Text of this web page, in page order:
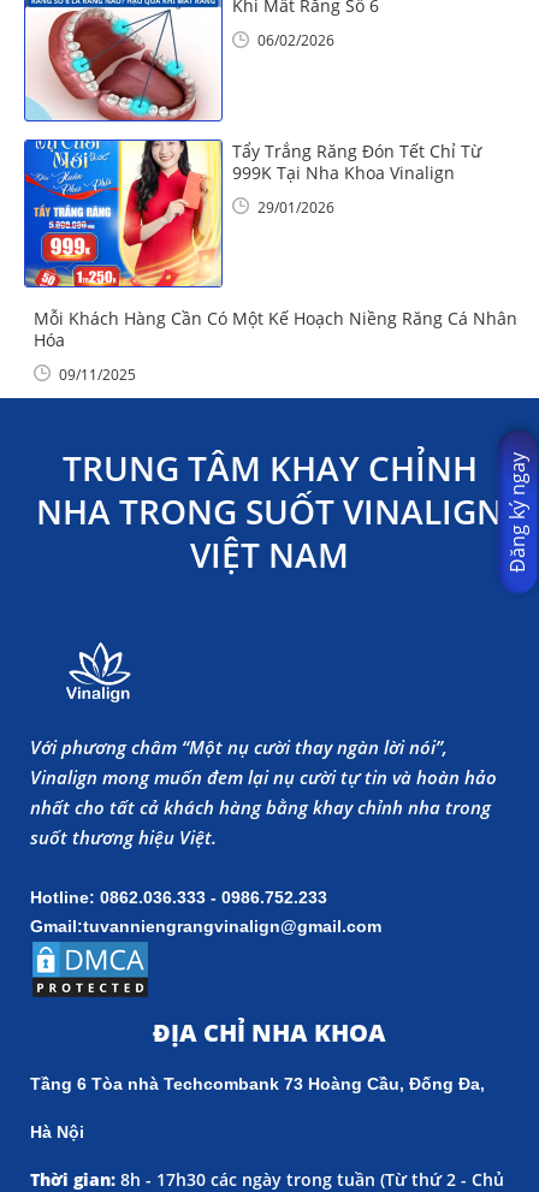
Khi Mất Răng Số 6
06/02/2026
Tẩy Trắng Răng Đón Tết Chỉ Từ
999K Tại Nha Khoa Vinalign
29/01/2026
Mỗi Khách Hàng Cần Có Một Kế Hoạch Niềng Răng Cá Nhân
Hóa
09/11/2025
TRUNG TÂM KHAY CHỈNH
NHA TRONG SUỐT VINALIGN
VIỆT NAM
Với phương châm “Một nụ cười thay ngàn lời nói”,
Vinalign mong muốn đem lại nụ cười tự tin và hoàn hảo
nhất cho tất cả khách hàng bằng khay chỉnh nha trong
suốt thương hiệu Việt.
Hotline: 0862.036.333 - 0986.752.233
Gmail:tuvanniengrangvinalign@gmail.com
ĐỊA CHỈ NHA KHOA
Tầng 6 Tòa nhà Techcombank 73 Hoàng Cầu, Đống Đa,
Hà Nội
Thời gian: 8h - 17h30 các ngày trong tuần (Từ thứ 2 - Chủ
Đăng ký ngay